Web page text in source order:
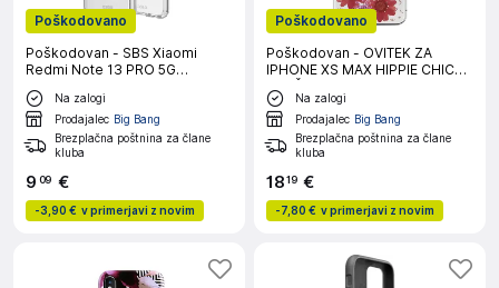
Poškodovano
Poškodovan - SBS Xiaomi
Redmi Note 13 PRO 5G
prozoren ovitek
Na zalogi
Prodajalec Big Bang
Brezplačna poštnina za člane
kluba
9 09 €
-3,90 € v primerjavi z novim
Poškodovano
Poškodovan - OVITEK ZA
IPHONE XS MAX HIPPIE CHIC
RDEČ PURO
Na zalogi
Prodajalec Big Bang
Brezplačna poštnina za člane
kluba
1819 €
-7,80 € v primerjavi z novim